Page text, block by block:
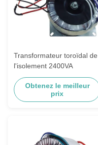
Transformateur toroïdal de
l'isolement 2400VA
Obtenez le meilleur
prix